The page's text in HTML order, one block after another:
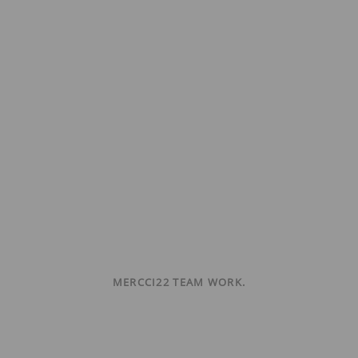
MERCCI22 TEAM WORK.